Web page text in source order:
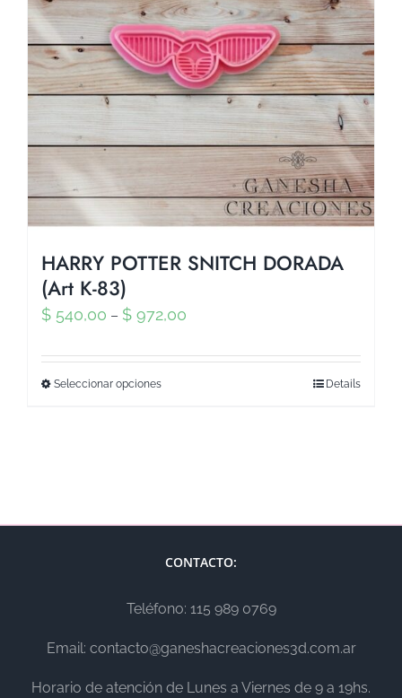
HARRY POTTER SNITCH DORADA
(Art K-83)
$ 540,00 – $ 972,00
Seleccionar opciones Details
CONTACTO:
Teléfono: 115 989 0769
Email: contacto@ganeshacreaciones3d.com.ar
Horario de atención de Lunes a Viernes de 9 a 19hs.